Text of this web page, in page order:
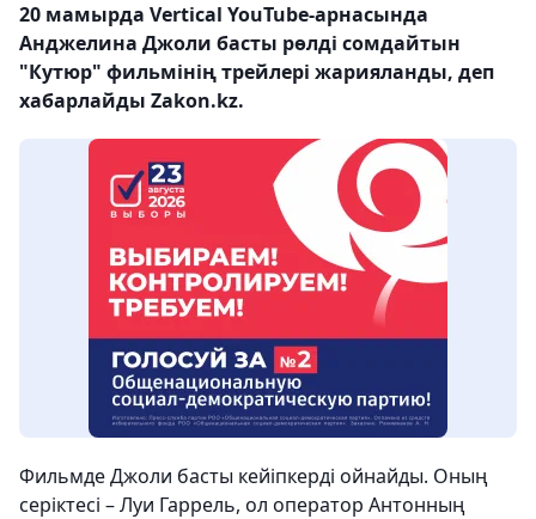
20 мамырда Vertical YouTube-арнасында
Анджелина Джоли басты рөлді сомдайтын
"Кутюр" фильмінің трейлері жарияланды, деп
хабарлайды Zakon.kz.
Фильмде Джоли басты кейіпкерді ойнайды. Оның
серіктесі – Луи Гаррель, ол оператор Антонның